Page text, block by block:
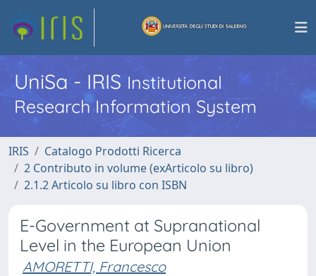
UniSa - IRISInstitutional
Research Information System
IRIS
Catalogo Prodotti Ricerca
2 Contributo in volume (exArticolo su libro)
2.1.2 Articolo su libro con ISBN
E-Government at Supranational
Level in the European Union
AMORETTI, Francesco